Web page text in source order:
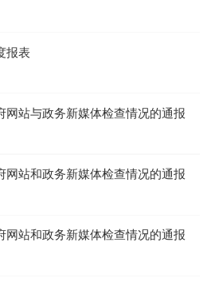
报表
网站与政务新媒体检查情况的通报
网站和政务新媒体检查情况的通报
网站和政务新媒体检查情况的通报